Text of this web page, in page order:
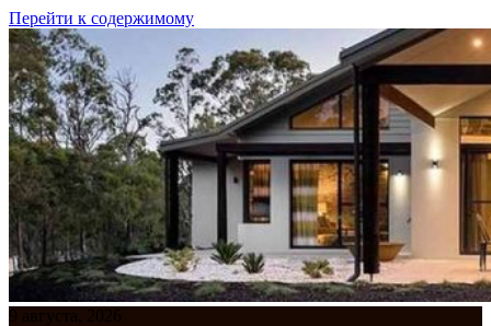
Перейти к содержимому
9 августа, 2026